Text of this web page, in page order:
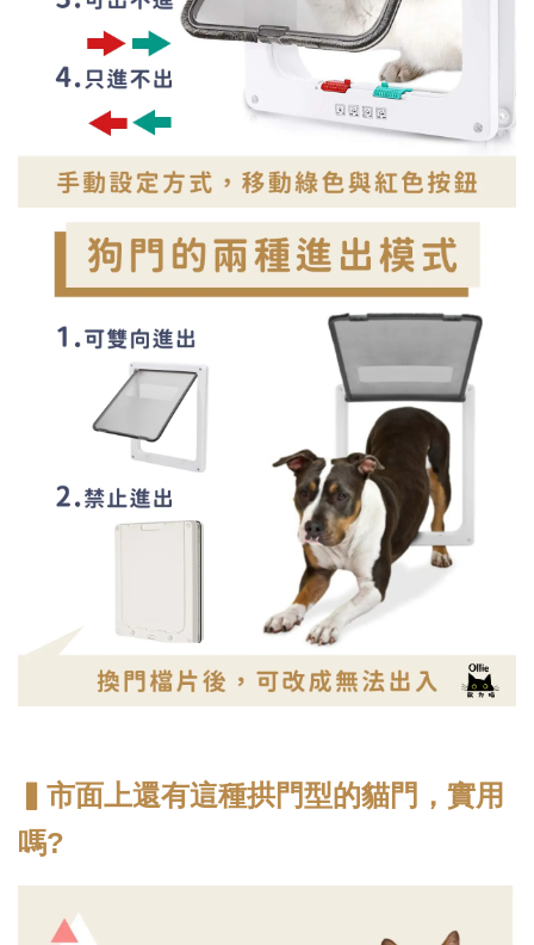
▍市面上還有這種拱門型的貓門，實用
嗎?